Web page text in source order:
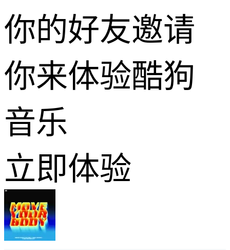
你的好友邀请
你来体验酷狗
音乐
立即体验